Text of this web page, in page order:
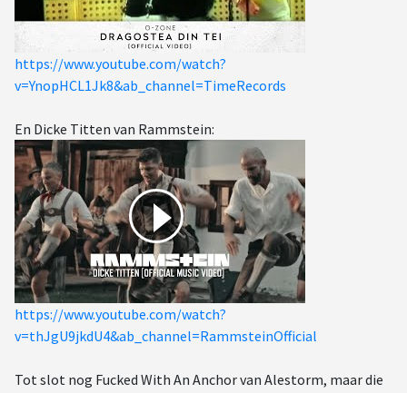
https://www.youtube.com/watch?
v=YnopHCL1Jk8&ab_channel=TimeRecords
En Dicke Titten van Rammstein:
https://www.youtube.com/watch?
v=thJgU9jkdU4&ab_channel=RammsteinOfficial
Tot slot nog Fucked With An Anchor van Alestorm, maar die